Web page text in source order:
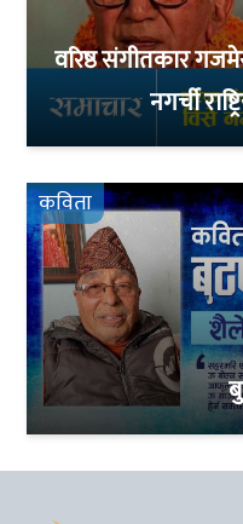
वरिष्ठ संगीतकार
नगर्ची
कविता